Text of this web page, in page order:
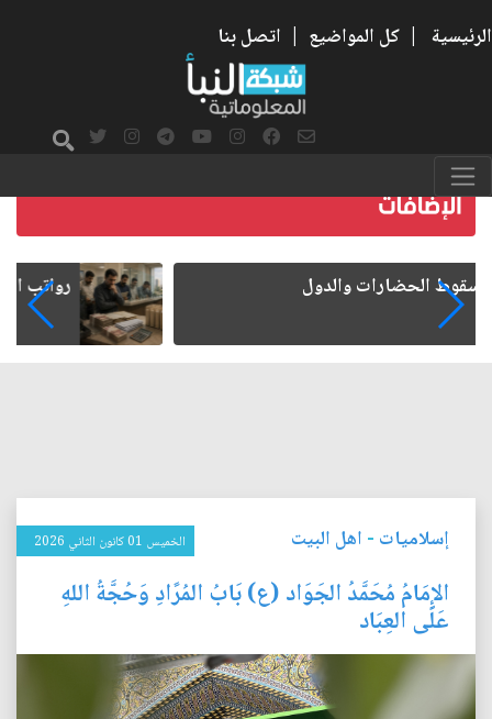
الرئيسية | كل المواضيع | اتصل بنا
رواتب الموظفين على صفيح ساخن
إسلاميات - اهل البيت الخميس 01 كانون الثاني 2026
الإِمَامُ مُحَمَّدُ الجَوَاد (ع) بَابُ المُرًادِ وَحُجَّةُ اللهِ
عَلَى العِبَاد